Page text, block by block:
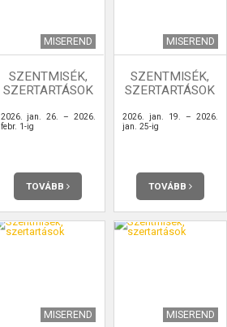
MISEREND
SZENTMISÉK,
SZERTARTÁSOK
2026. jan. 26. – 2026.
febr. 1-ig
TOVÁBB
MISEREND
SZENTMISÉK,
SZERTARTÁSOK
2026. jan. 19. – 2026.
jan. 25-ig
TOVÁBB
MISEREND MISEREND